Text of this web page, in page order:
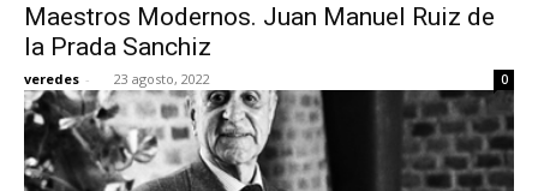
Maestros Modernos. Juan Manuel Ruiz de
la Prada Sanchiz
veredes - 23 agosto, 2022 0